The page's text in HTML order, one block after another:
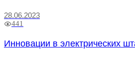
28.06.2023
441
Инновации в электрических